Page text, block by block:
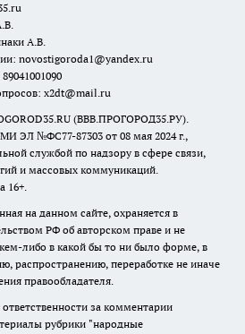
u
А.В.
novostigoroda1@yandex.ru
x2dt@mail.ru
(ВВВ.ПРОГОРОД35.РУ).
ЭЛ №ФС77-87303 от 08 мая 2024 г.,
службой по надзору в сфере связи,
и массовых коммуникаций.
16+.
на данном сайте, охраняется в
РФ об авторском праве и не
либо в какой бы то ни было форме, в
распространению, переработке не иначе
правообладателя.
за комментарии
рубрики "народные